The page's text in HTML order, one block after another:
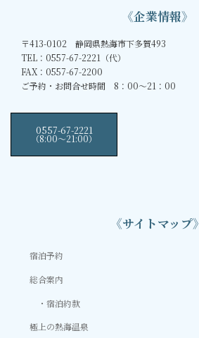
《企業情報》
〒413-0102 静岡県熱海市下多賀493
TEL：0557-67-2221（代）
FAX：0557-67-2200
ご予約・お問合せ時間 8：00～21：00
0557-67-2221
（8:00〜21:00）
《サイトマップ》
宿泊予約
総合案内
宿泊約款
極上の熱海温泉